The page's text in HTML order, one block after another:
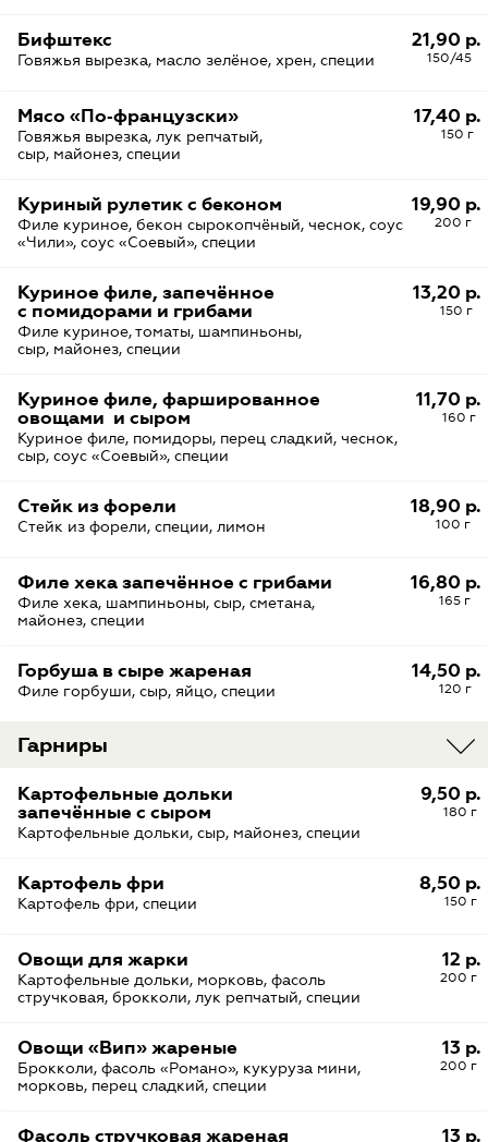
21,90 р.
150/45
Бифштекс
Говяжья вырезка, масло зелёное, хрен, специи
17,40 р.
150 г
Мясо «По‑французски»
Говяжья вырезка, лук репчатый,
сыр, майонез, специи
19,90 р.
200 г
Куриный рулетик с беконом
Филе куриное, бекон сырокопчёный, чеснок, соус
«Чили», соус «Соевый», специи
13,20 р.
150 г
Куриное филе, запечённое
с помидорами и грибами
Филе куриное, томаты, шампиньоны,
сыр, майонез, специи
11,70 р.
160 г
Куриное филе, фаршированное
овощами и сыром
Куриное филе, помидоры, перец сладкий, чеснок,
сыр, соус «Соевый», специи
18,90 р.
100 г
Стейк из форели
Стейк из форели, специи, лимон
16,80 р.
165 г
Филе хека запечённое с грибами
Филе хека, шампиньоны, сыр, сметана,
майонез, специи
14,50 р.
120 г
Горбуша в сыре жареная
Филе горбуши, сыр, яйцо, специи
Гарниры
9,50 р.
180 г
Картофельные дольки
запечённые с сыром
Картофельные дольки, сыр, майонез, специи
8,50 р.
150 г
Картофель фри
Картофель фри, специи
12 р.
200 г
Овощи для жарки
Картофельные дольки, морковь, фасоль
стручковая, брокколи, лук репчатый, специи
13 р.
200 г
Овощи «Вип» жареные
Брокколи, фасоль «Романо», кукуруза мини,
морковь, перец сладкий, специи
13 р.
Фасоль стручковая жареная